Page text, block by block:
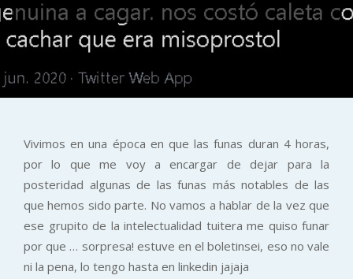
Vivimos en una época en que las funas duran 4 horas,
por lo que me voy a encargar de dejar para la
posteridad algunas de las funas más notables de las
que hemos sido parte. No vamos a hablar de la vez que
ese grupito de la intelectualidad tuitera me quiso funar
por que … sorpresa! estuve en el boletinsei, eso no vale
ni la pena, lo tengo hasta en linkedin jajaja